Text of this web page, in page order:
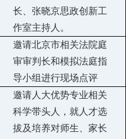
长、张晓京思政创新工
作室主持人。
邀请北京市相关法院庭
审审判长和模拟法庭指
导小组进行现场点评
邀请人大优势专业相关
科学带头人，就人才选
拔及培养对师生、家长